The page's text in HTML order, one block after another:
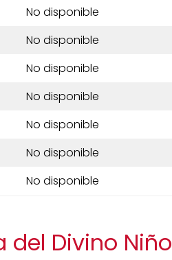
No disponible
No disponible
No disponible
No disponible
No disponible
No disponible
No disponible
del Divino Niño